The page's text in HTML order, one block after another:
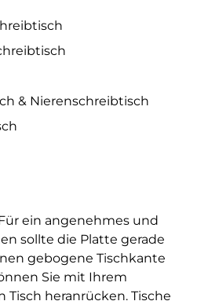
& Nierenschreibtisch
ein angenehmes und
sollte die Platte gerade
gebogene Tischkante
Sie mit Ihrem
Tisch heranrücken. Tische